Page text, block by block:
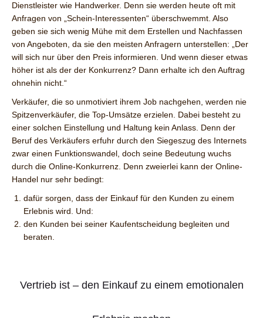
Dienstleister wie Handwerker. Denn sie werden heute oft mit
Anfragen von „Schein-Interessenten“ überschwemmt. Also
geben sie sich wenig Mühe mit dem Erstellen und Nachfassen
von Angeboten, da sie den meisten Anfragern unterstellen: „Der
will sich nur über den Preis informieren. Und wenn dieser etwas
höher ist als der der Konkurrenz? Dann erhalte ich den Auftrag
ohnehin nicht.“
Verkäufer, die so unmotiviert ihrem Job nachgehen, werden nie
Spitzenverkäufer, die Top-Umsätze erzielen. Dabei besteht zu
einer solchen Einstellung und Haltung kein Anlass. Denn der
Beruf des Verkäufers erfuhr durch den Siegeszug des Internets
zwar einen Funktionswandel, doch seine Bedeutung wuchs
durch die Online-Konkurrenz. Denn zweierlei kann der Online-
Handel nur sehr bedingt:
dafür sorgen, dass der Einkauf für den Kunden zu einem
Erlebnis wird. Und:
den Kunden bei seiner Kaufentscheidung begleiten und
beraten.
Vertrieb ist – den Einkauf zu einem emotionalen